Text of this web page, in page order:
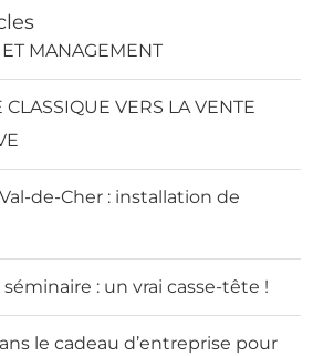
MANAGEMENT
CLASSIQUE VERS LA VENTE
de-Cher : installation de
: un vrai casse-tête !
le cadeau d’entreprise pour